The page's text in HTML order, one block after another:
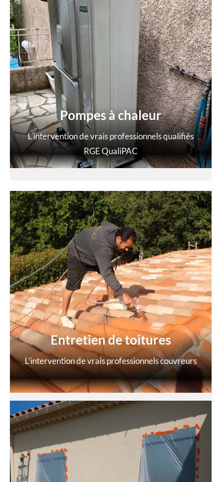
Pompes à chaleur
L’intervention de vrais professionnels qualifiés
RGE QualiPAC
Entretien de toitures
L’intervention de vrais professionnels couvreurs